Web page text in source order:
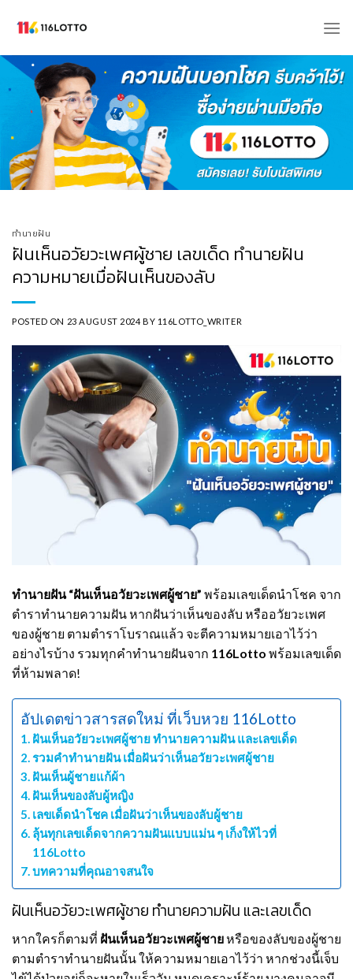
ทำนายฝัน
ฝันเห็นอวัยวะเพศผู้ชาย เลขเด็ด ทำนายฝัน
ความหมายเมื่อฝันเห็นของลับ
POSTED ON 23 AUGUST 2024BY 116LOTTO_WRITER
ทำนายฝัน “ฝันเห็นอวัยวะเพศผู้ชาย” พร้อมเลขเด็ดนำโชค จาก
ตำราทำนายความฝัน หากฝันว่าเห็นของลับ หรืออวัยวะเพศ
ของผู้ชาย ตามตำราโบราณแล้ว จะตีความหมายเอาไว้ว่า
อย่างไรบ้าง รวมทุกคำทำนายฝันจาก 116Lotto พร้อมเลขเด็ด
ที่ห้ามพลาด!
อัปเดตข่าวสารสดใหม่ ที่เว็บหวย 116Lotto
ฝันเห็นอวัยวะเพศผู้ชาย ทำนายความฝัน และเลขเด็ด
รวมคำทำนายฝัน เมื่อฝันว่าเห็นอวัยวะเพศผู้ชาย
ฝันเห็นผู้ชายแก้ผ้า
ฝันเห็นของลับผู้หญิง
เลขเด็ดนำโชค เมื่อฝันว่าเห็นของลับผู้ชาย
ลุ้นทุกเลขเด็ดจากความฝันแบบแม่น ๆ เก็งให้ไวที่
116Lotto
บทความที่คุณอาจสนใจ
ฝันเห็นอวัยวะเพศผู้ชาย ทำนายความฝัน และเลขเด็ด
หากใครก็ตามที่ ฝันเห็นอวัยวะเพศผู้ชายหรือของลับของผู้ชาย
ตามตำราทำนายฝันนั้น ให้ความหมายเอาไว้ว่า หากช่วงนี้เจ็บ